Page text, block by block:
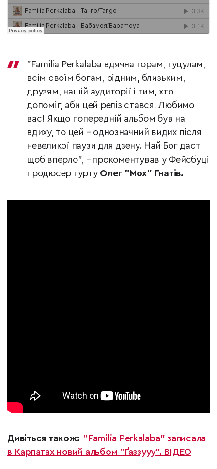
"Familia Perkalaba вдячна горам, гуцулам,
всім своїм богам, рідним, близьким,
друзям, нашій аудиторії і тим, хто
допоміг, аби цей реліз стався. Любимо
вас! Якщо попередній альбом був на
вдиху, то цей – однозначний видих після
невеликої паузи для дзену. Най Бог даст,
щоб вперло", –прокоментував у Фейсбуці
продюсер гурту Олег "Мох" Гнатів.
Дивіться також: "Familia Perkalaba" записала
в Карпатах новий альбом "Ґаззууу". ВІДЕО